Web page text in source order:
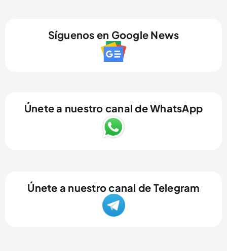
Síguenos en Google News
Únete a nuestro canal de WhatsApp
Únete a nuestro canal de Telegram